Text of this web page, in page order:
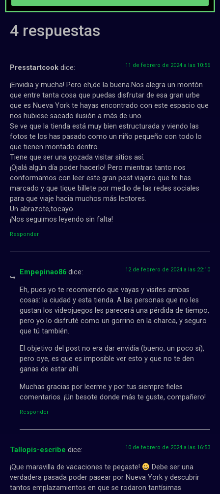
4 respuestas
Presstartcook dice: 11 de febrero de 2024 a las 10:56
¡Envidia y mucha! Pero eh,de la buena.Nos alegra un montón
que entre tanta cosa que puedas disfrutar de esa gran urbe
que es Nueva York te hayas encontrado con este espacio que
nos hubiese sacado ilusión a más de uno.
Se ve que la tienda está muy bien estructurada y viendo las
fotos te los has pasado como un niño pequeño con todo lo
que tienen montado dentro.
Tiene que ser una gozada visitar sitios así.
¡Ojalá algún día poder hacerlo! Pero mientras tanto nos
conformamos con leer este gran post viajero que te has
marcado y que tique billete por medio de las redes sociales
para que viaje hacia muchos más lectores.
Un abrazote,tocayo.
¡Nos seguimos leyendo sin falta!
Responder
Empepinao86 dice: 12 de febrero de 2024 a las 22:10
Eh, pues yo te recomiendo que vayas y visites ambas
cosas: la ciudad y esta tienda. A las personas que no les
gustan los videojuegos les parecerá una pérdida de tiempo,
pero yo lo disfruté como un gorrino en la charca, y seguro
que tú también.
El objetivo del post no era dar envidia (bueno, un poco sí),
pero oye, es que es imposible ver esto y que no te den
ganas de estar ahí.
Muchas gracias por leerme y por tus siempre fieles
comentarios. ¡Un besote donde más te guste, compañero!
Responder
Tallopis-escribe dice: 10 de febrero de 2024 a las 16:53
¡Que maravilla de vacaciones te pegaste!
Debe ser una
verdadera pasada poder pasear por Nueva York y descubrir
tantos emplazamientos en que se rodaron tantísimas